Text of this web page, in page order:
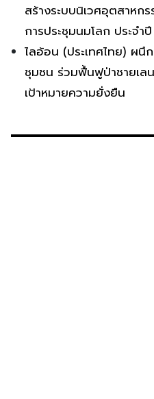
สร้างระบบนิเวศอุตสาหก
การประชุมนมโลก ประจำ
ไลอ้อน (ประเทศไทย) ผนึ
ชุมชน ร่วมฟื้นฟูป่าชายเล
เป้าหมายความยั่งยืน